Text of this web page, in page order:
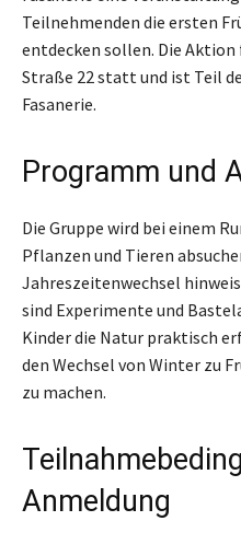
Teilnehmenden die ersten
entdecken sollen. Die
Straße 22 statt und ist Teil
Fasanerie.
Programm und
Die Gruppe wird bei einem
Pflanzen und Tieren
Jahreszeitenwechsel
sind Experimente und
Kinder die Natur praktisch
den Wechsel von Winter zu
zu machen.
Anmeldung